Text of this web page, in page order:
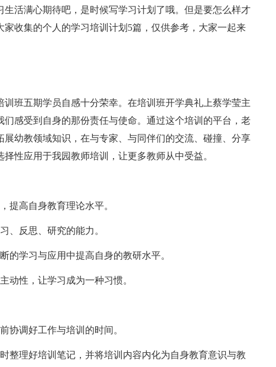
活满心期待吧，是时候写学习计划了哦。但是要怎么样才
收集的个人的学习培训计划5篇，仅供参考，大家一起来
班五期学员自感十分荣幸。在培训班开学典礼上蔡学莹主
感受到自身的那份责任与使命。通过这个培训的平台，老
幼教领域知识，在与专家、与同伴们的交流、碰撞、分享
性应用于我园教师培训，让更多教师从中受益。
提高自身教育理论水平。
、反思、研究的能力。
的学习与应用中提高自身的教研水平。
动性，让学习成为一种习惯。
协调好工作与培训的时间。
整理好培训笔记，并将培训内容内化为自身教育意识与教